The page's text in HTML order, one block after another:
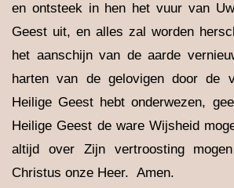
en ontsteek in hen het vuur van
Geest uit, en alles zal worden
het aanschijn van de aarde
harten van de gelovigen door de
Heilige Geest hebt onderwezen,
Heilige Geest de ware Wijsheid
altijd over Zijn vertroosting
Christus onze Heer. Amen.